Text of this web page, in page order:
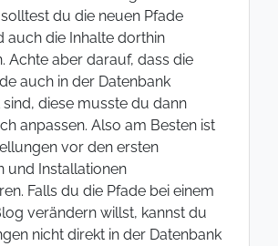
du die neuen Pfade
auch die Inhalte dorthin
Achte aber darauf, dass die
auch in der Datenbank
diese musste du dann
anpassen. Also am Besten ist
vor den ersten
und Installationen
Falls du die Pfade bei einem
verändern willst, kannst du
nicht direkt in der Datenbank